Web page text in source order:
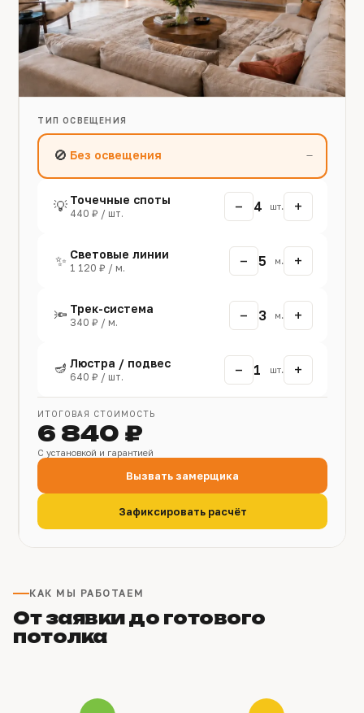
ТИП ОСВЕЩЕНИЯ
🚫 Без освещения —
💡 Точечные споты
440 ₽ / шт. − 4 шт. +
✨ Световые линии
1 120 ₽ / м. − 5 м. +
🔦 Трек-система
340 ₽ / м. − 3 м. +
🪔 Люстра / подвес
640 ₽ / шт. − 1 шт. +
ИТОГОВАЯ СТОИМОСТЬ
6 840 ₽
С установкой и гарантией
Вызвать замерщика
Зафиксировать расчёт
КАК МЫ РАБОТАЕМ
От заявки до готового
потолка